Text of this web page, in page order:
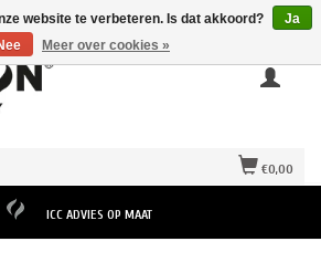
€0,00
ICC ADVIES OP MAAT
website te verbeteren. Is dat akkoord?
Ja
Meer over cookies »